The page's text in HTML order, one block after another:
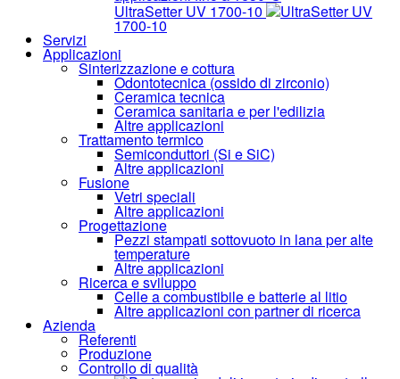
UltraSetter UV 1700-10 UltraSetter UV
1700-10
Servizi
Applicazioni
Sinterizzazione e cottura
Odontotecnica (ossido di zirconio)
Ceramica tecnica
Ceramica sanitaria e per l'edilizia
Altre applicazioni
Trattamento termico
Semiconduttori (Si e SiC)
Altre applicazioni
Fusione
Vetri speciali
Altre applicazioni
Progettazione
Pezzi stampati sottovuoto in lana per alte
temperature
Altre applicazioni
Ricerca e sviluppo
Celle a combustibile e batterie al litio
Altre applicazioni con partner di ricerca
Azienda
Referenti
Produzione
Controllo di qualità